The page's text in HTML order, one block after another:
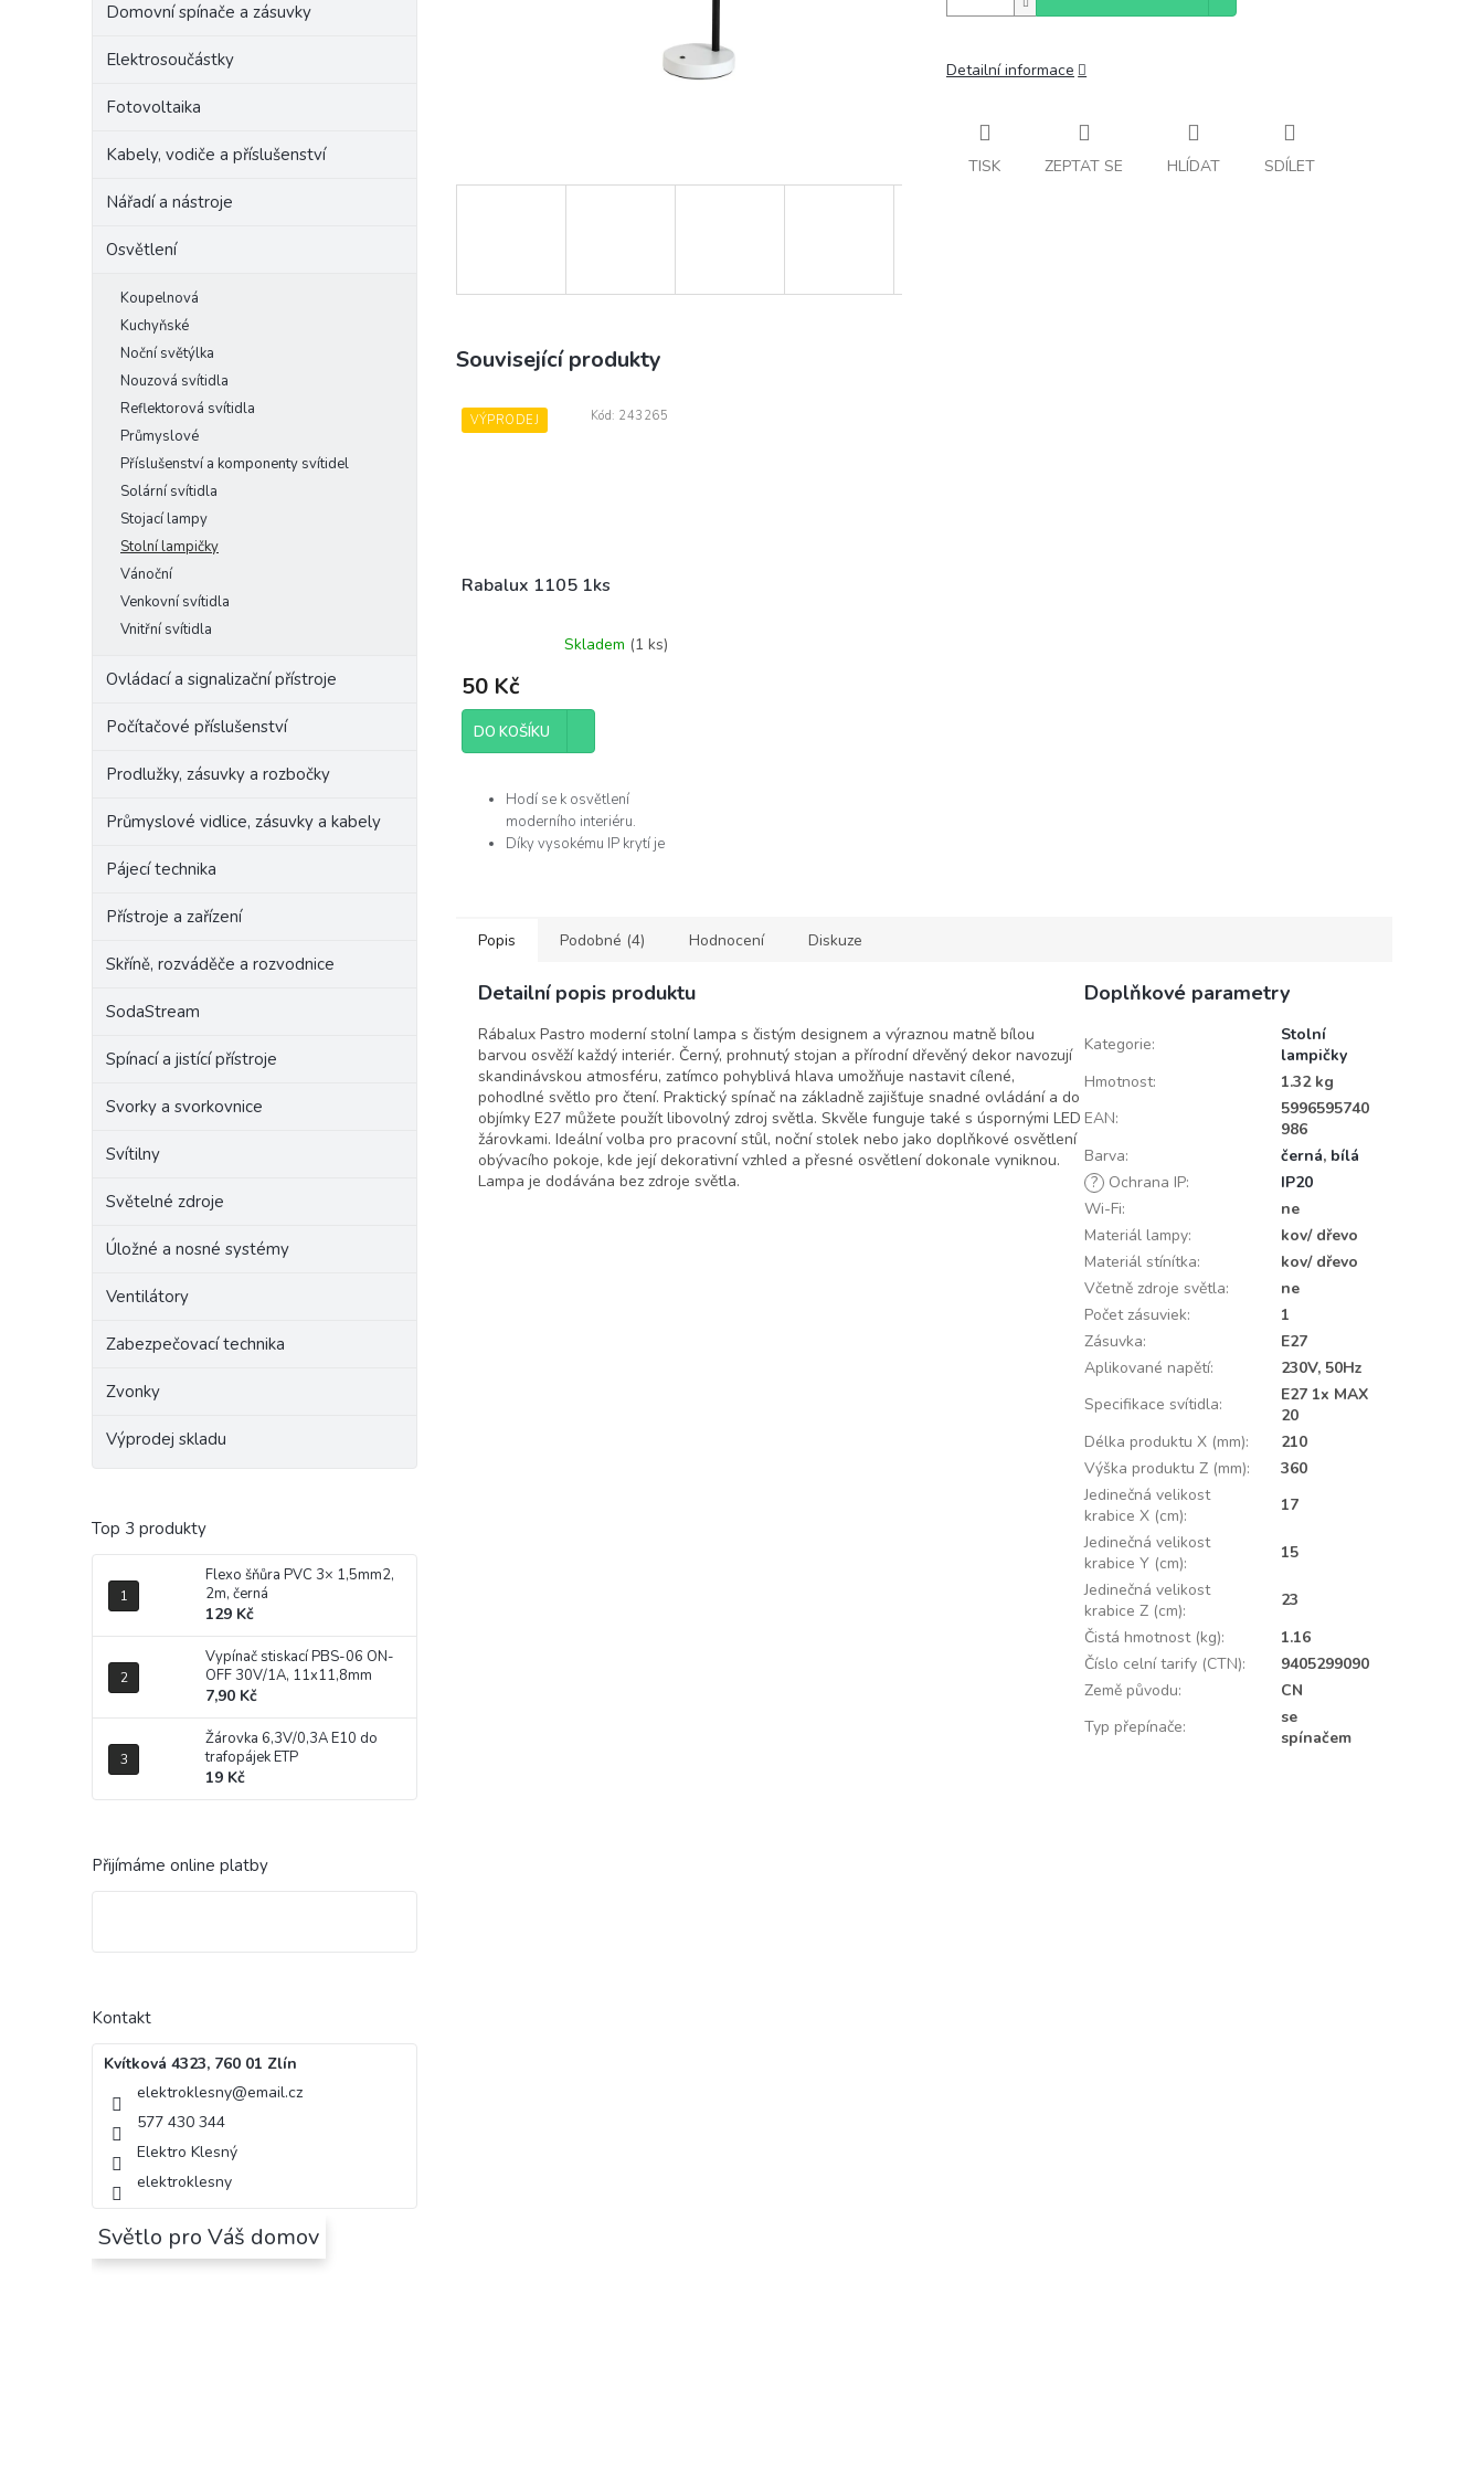
Domovní spínače a zásuvky
Elektrosoučástky
Fotovoltaika
Kabely, vodiče a příslušenství
Nářadí a nástroje
Osvětlení
Koupelnová
Kuchyňské
Noční světýlka
Nouzová svítidla
Reflektorová svítidla
Průmyslové
Příslušenství a komponenty svítidel
Solární svítidla
Stojací lampy
Stolní lampičky
Vánoční
Venkovní svítidla
Vnitřní svítidla
Ovládací a signalizační přístroje
Počítačové příslušenství
Prodlužky, zásuvky a rozbočky
Průmyslové vidlice, zásuvky a kabely
Pájecí technika
Přístroje a zařízení
Skříně, rozváděče a rozvodnice
SodaStream
Spínací a jistící přístroje
Svorky a svorkovnice
Svítilny
Světelné zdroje
Úložné a nosné systémy
Ventilátory
Zabezpečovací technika
Zvonky
Výprodej skladu
Top 3 produkty
Flexo šňůra PVC 3× 1,5mm2,
2m, černá
129 Kč
Vypínač stiskací PBS-06 ON-
OFF 30V/1A, 11x11,8mm
7,90 Kč
Žárovka 6,3V/0,3A E10 do
trafopájek ETP
19 Kč
Přijímáme online platby
Kontakt
Kvítková 4323, 760 01 Zlín
elektroklesny@email.cz
577 430 344
Elektro Klesný
elektroklesny
Světlo pro Váš domov
Detailní informace
TISK ZEPTAT SE HLÍDAT SDÍLET
Související produkty
VÝPRODEJ
Rabalux 1105 1ks
Skladem (1 ks)
50 Kč
DO KOŠÍKU
Hodí se k osvětlení
moderního interiéru.
Díky vysokému IP krytí je
balení.
Kód: 243265
Popis Podobné (4) Hodnocení Diskuze
Detailní popis produktu
Rábalux Pastro moderní stolní lampa s čistým designem a výraznou matně bílou
barvou osvěží každý interiér. Černý, prohnutý stojan a přírodní dřevěný dekor navozují
skandinávskou atmosféru, zatímco pohyblivá hlava umožňuje nastavit cílené,
pohodlné světlo pro čtení. Praktický spínač na základně zajišťuje snadné ovládání a do
objímky E27 můžete použít libovolný zdroj světla. Skvěle funguje také s úspornými LED
žárovkami. Ideální volba pro pracovní stůl, noční stolek nebo jako doplňkové osvětlení
obývacího pokoje, kde její dekorativní vzhled a přesné osvětlení dokonale vyniknou.
Lampa je dodávána bez zdroje světla.
Doplňkové parametry
Kategorie:
Stolní
lampičky
Hmotnost:
1.32 kg
EAN:
5996595740
986
Barva: černá, bílá
? Ochrana IP:
IP20
Wi-Fi:
ne
Materiál lampy:
kov/ dřevo
Materiál stínítka:
kov/ dřevo
Včetně zdroje světla:
ne
Počet zásuviek:
1
Zásuvka:
E27
Aplikované napětí:
230V, 50Hz
Specifikace svítidla:
E27 1x MAX
20
Délka produktu X (mm):
210
Výška produktu Z (mm):
360
Jedinečná velikost
krabice X (cm):
17
Jedinečná velikost
krabice Y (cm):
15
Jedinečná velikost
krabice Z (cm):
23
Čistá hmotnost (kg):
1.16
Číslo celní tarify (CTN):
9405299090
Země původu:
CN
Typ přepínače:
se
spínačem